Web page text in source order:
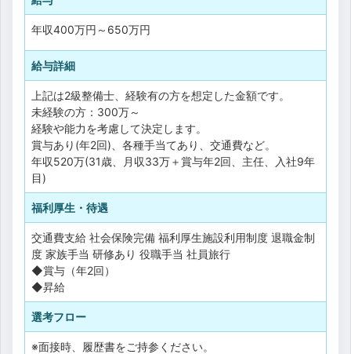
年収400万円 ～ 650万円
給与詳細
上記は2級整備士、経験有の方を想定した金額です。
未経験の方：300万～
経験や能力を考慮して決定します。
賞与あり(年2回)、各種手当てあり、交通費など。
年収520万(31歳、月収33万＋賞与年2回、主任、入社9年
目)
福利厚生・待遇
交通費支給 社会保険完備 福利厚生施設利用制度 退職金制
度 家族手当 研修あり 役職手当 社員旅行
◆賞与（年2回）
◆昇給
選考フロー
※面接時、履歴書をご持参ください。